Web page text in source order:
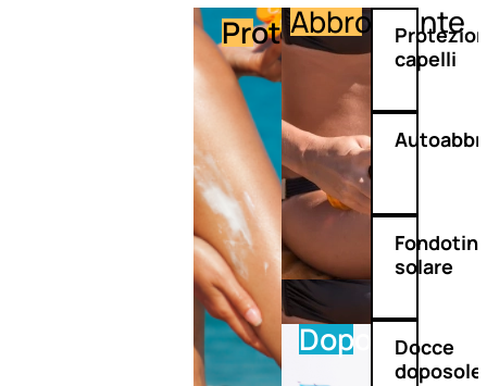
Protezione
Abbronzante
Doposole
capelli
solare
Docce
doposole